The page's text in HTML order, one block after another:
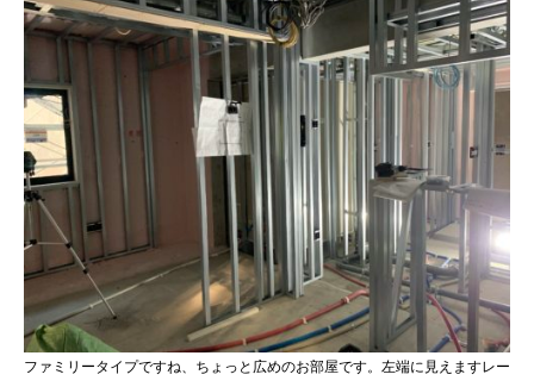
ファミリータイプですね、ちょっと広めのお部屋です。左端に見えますレー